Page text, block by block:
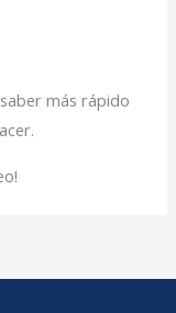
más rápido